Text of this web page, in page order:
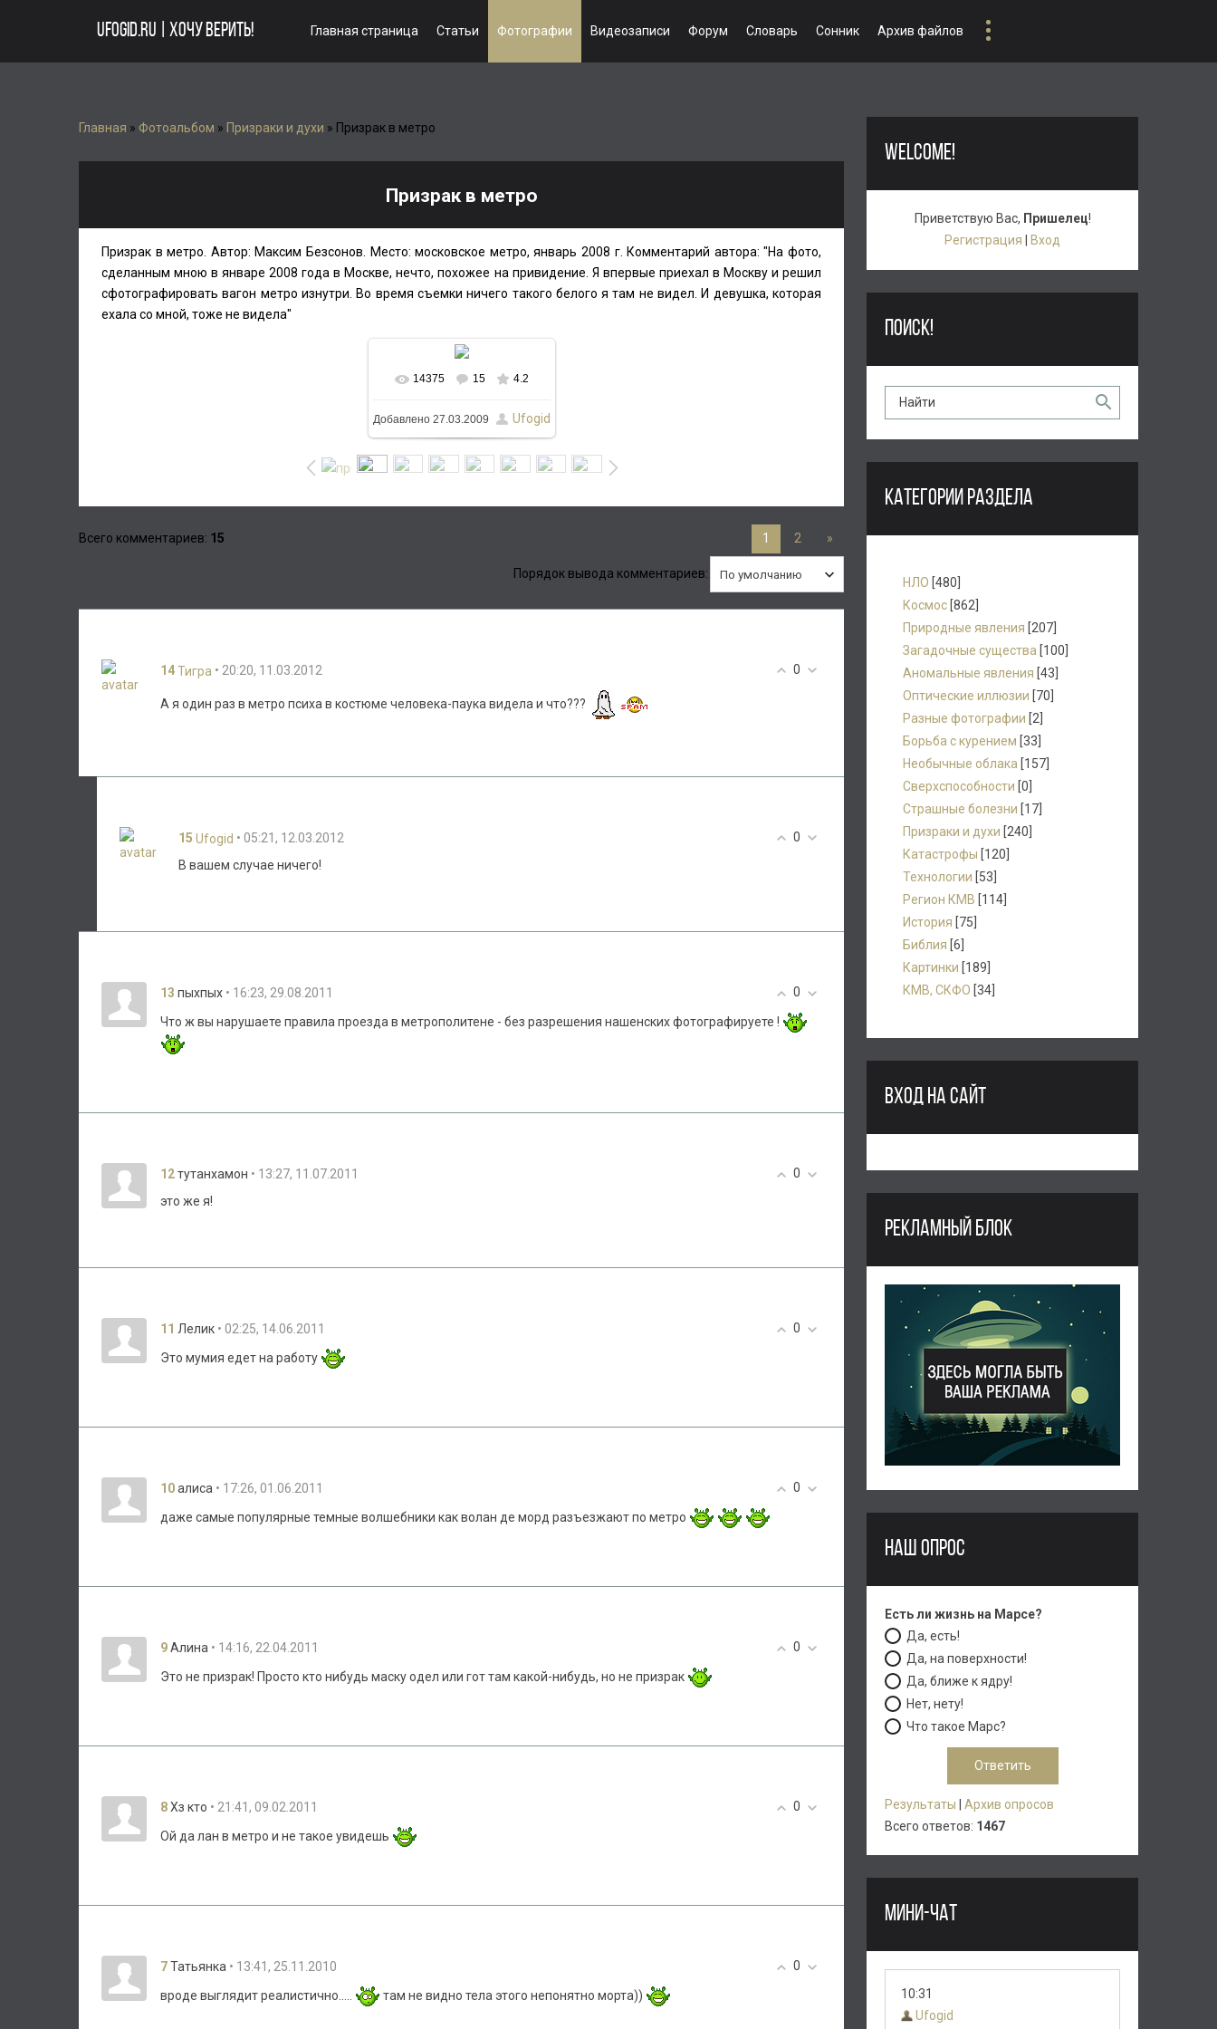
UFOGID.RU | ХОЧУ ВЕРИТЬ! Главная страница Статьи Фотографии Видеозаписи Форум Словарь Сонник Архив файлов
Главная » Фотоальбом » Призраки и духи » Призрак в метро
Призрак в метро
Призрак в метро. Автор: Максим Безсонов. Место: московское метро, январь 2008 г. Комментарий автора: "На фото,
сделанным мною в январе 2008 года в Москве, нечто, похожее на привидение. Я впервые приехал в Москву и решил
сфотографировать вагон метро изнутри. Во время съемки ничего такого белого я там не видел. И девушка, которая
ехала со мной, тоже не видела"
14375 15 4.2
Добавлено27.03.2009 Ufogid
Всего комментариев: 15 1 2 »
Порядок вывода комментариев:
0
14Тигра • 20:20, 11.03.2012
А я один раз в метро психа в костюме человека-паука видела и что???
0
15 Ufogid • 05:21, 12.03.2012
В вашем случае ничего!
0
13 пыхпых • 16:23, 29.08.2011
Что ж вы нарушаете правила проезда в метрополитене - без разрешения нашенских фотографируете !
0
12тутанхамон • 13:27, 11.07.2011
это же я!
0
11 Лелик • 02:25, 14.06.2011
Это мумия едет на работу
0
10алиса • 17:26, 01.06.2011
даже самые популярные темные волшебники как волан де морд разъезжают по метро
0
9Алина • 14:16, 22.04.2011
Это не призрак! Просто кто нибудь маску одел или гот там какой-нибудь, но не призрак
0
8Хз кто • 21:41, 09.02.2011
Ой да лан в метро и не такое увидешь
0
7 Татьянка • 13:41, 25.11.2010
вроде выглядит реалистично.....
там не видно тела этого непонятно морта))
WELCOME!
Приветствую Вас, Пришелец!
Регистрация
Вход
ПОИСК!
КАТЕГОРИИ РАЗДЕЛА
НЛО [480]
Космос [862]
Природные явления [207]
Загадочные существа [100]
Аномальные явления [43]
Оптические иллюзии [70]
Разные фотографии [2]
Борьба с курением [33]
Необычные облака [157]
Сверхспособности [0]
Страшные болезни [17]
Призраки и духи [240]
Катастрофы [120]
Технологии [53]
Регион КМВ [114]
История [75]
Библия [6]
Картинки [189]
КМВ, СКФО [34]
ВХОД НА САЙТ
РЕКЛАМНЫЙ БЛОК
НАШ ОПРОС
Есть ли жизнь на Марсе?
Да, есть!
Да, на поверхности!
Да, ближе к ядру!
Нет, нету!
Что такое Марс?
Результаты
Архив опросов
Всего ответов: 1467
МИНИ-ЧАТ